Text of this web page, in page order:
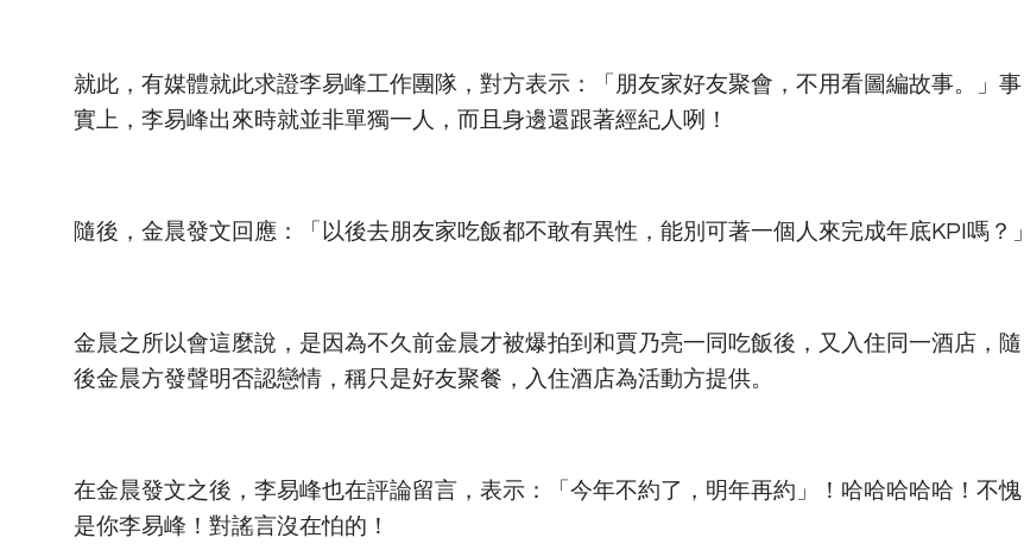
就此，有媒體就此求證李易峰工作團隊，對方表示：「朋友家好友聚會，不用看圖編故事。」事
實上，李易峰出來時就並非單獨一人，而且身邊還跟著經紀人咧！ ​
隨後，金晨發文回應：「以後去朋友家吃飯都不敢有異性，能別可著一個人來完成年底KPI嗎？」
金晨之所以會這麼說，是因為不久前金晨才被爆拍到和賈乃亮一同吃飯後，又入住同一酒店，隨
後金晨方發聲明否認戀情，稱只是好友聚餐，入住酒店為活動方提供。
在金晨發文之後，李易峰也在評論留言，表示：「今年不約了，明年再約」！哈哈哈哈哈！不愧
是你李易峰！對謠言沒在怕的！